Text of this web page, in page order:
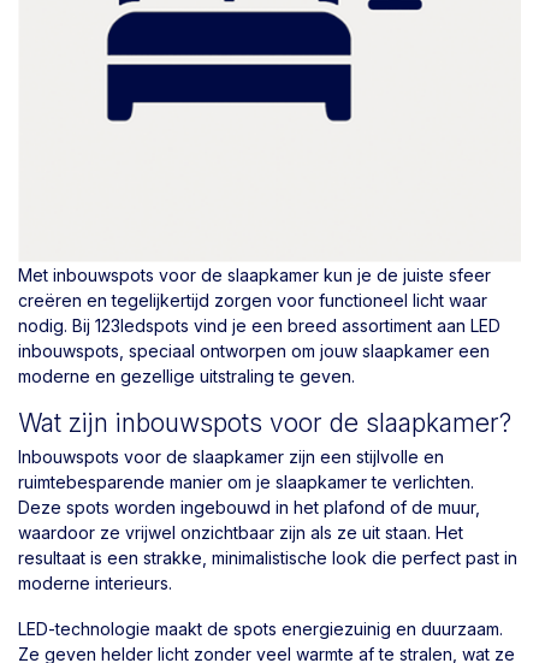
Met inbouwspots voor de slaapkamer kun je de juiste sfeer
creëren en tegelijkertijd zorgen voor functioneel licht waar
nodig. Bij 123ledspots vind je een breed assortiment aan LED
inbouwspots, speciaal ontworpen om jouw slaapkamer een
moderne en gezellige uitstraling te geven.
Wat zijn inbouwspots voor de slaapkamer?
Inbouwspots voor de slaapkamer zijn een stijlvolle en
ruimtebesparende manier om je slaapkamer te verlichten.
Deze spots worden ingebouwd in het plafond of de muur,
waardoor ze vrijwel onzichtbaar zijn als ze uit staan. Het
resultaat is een strakke, minimalistische look die perfect past in
moderne interieurs.
LED-technologie maakt de spots energiezuinig en duurzaam.
Ze geven helder licht zonder veel warmte af te stralen, wat ze